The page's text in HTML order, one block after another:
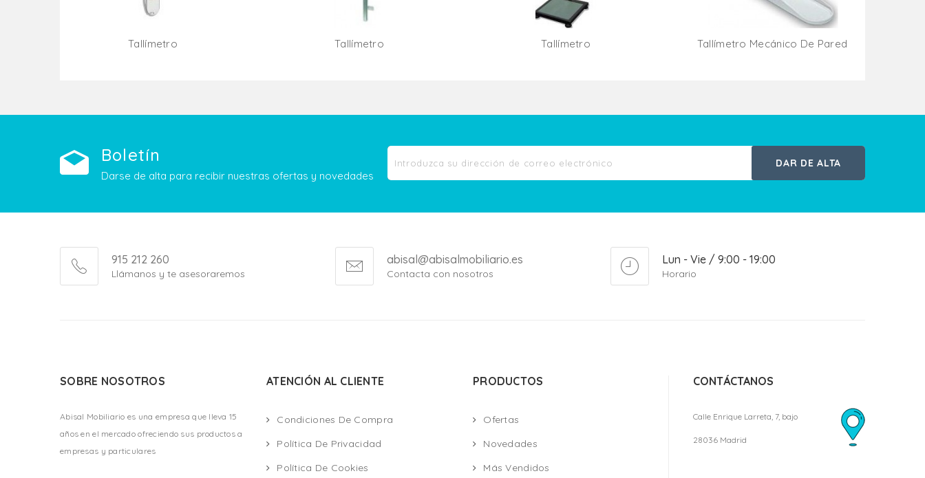
Tallímetro
Tallímetro
Tallímetro
Tallímetro Mecánico De Pared
Boletín
Darse de alta para recibir nuestras ofertas y novedades
DAR DE ALTA
915 212 260
Llámanos y te asesoraremos
abisal@abisalmobiliario.es
Contacta con nosotros
Lun - Vie / 9:00 - 19:00
Horario
SOBRE NOSOTROS
Abisal Mobiliario es una empresa que lleva 15
años en el mercado ofreciendo sus productos a
empresas y particulares
ATENCIÓN AL CLIENTE
Condiciones De Compra
Política De Privacidad
Política De Cookies
PRODUCTOS
Ofertas
Novedades
Más Vendidos
CONTÁCTANOS
Calle Enrique Larreta, 7, bajo
28036 Madrid